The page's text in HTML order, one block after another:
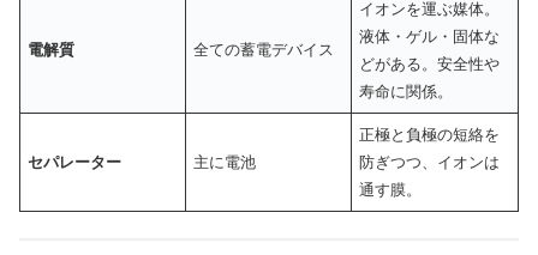
電解質 全ての蓄電デバイス
イオンを運ぶ媒体。
液体・ゲル・固体な
どがある。安全性や
寿命に関係。
セパレーター 主に電池
正極と負極の短絡を
防ぎつつ、イオンは
通す膜。